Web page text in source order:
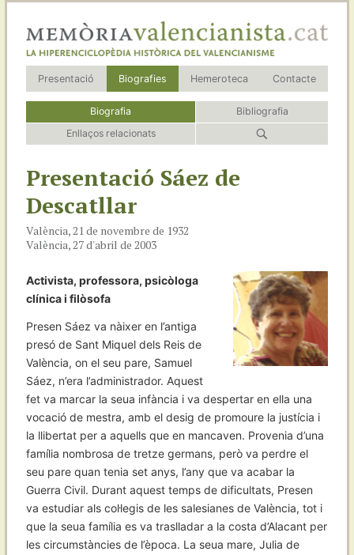
Presentació Biografies Hemeroteca Contacte
Biografia
Bibliografia
Enllaços relacionats
Presentació Sáez de
Descatllar
València, 21 de novembre de 1932
València, 27 d'abril de 2003
Activista, professora, psicòloga
clínica i filòsofa
Presen Sáez va nàixer en l’antiga
presó de Sant Miquel dels Reis de
València, on el seu pare, Samuel
Sáez, n’era l’administrador. Aquest
fet va marcar la seua infància i va despertar en ella una
vocació de mestra, amb el desig de promoure la justícia i
la llibertat per a aquells que en mancaven. Provenia d’una
família nombrosa de tretze germans, però va perdre el
seu pare quan tenia set anys, l’any que va acabar la
Guerra Civil. Durant aquest temps de dificultats, Presen
va estudiar als col·legis de les salesianes de València, tot i
que la seua família es va traslladar a la costa d’Alacant per
les circumstàncies de l’època. La seua mare, Julia de